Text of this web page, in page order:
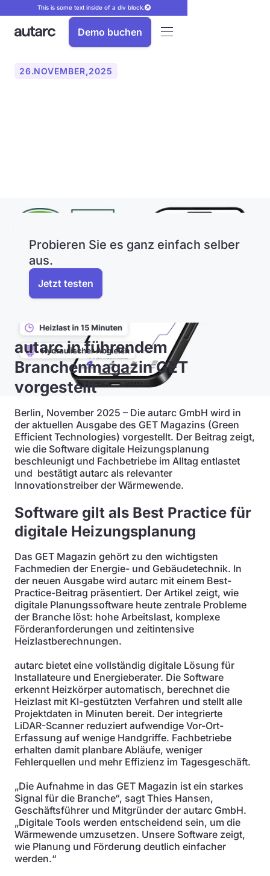
This is some text inside of a div block.
Demo buchen
26.NOVEMBER,2025
Probieren Sie es ganz einfach selber
aus.
Jetzt testen
autarc in führendem
Branchenmagazin GET
vorgestellt
Berlin, November 2025 – Die autarc GmbH wird in
der aktuellen Ausgabe des GET Magazins (Green
Efficient Technologies) vorgestellt. Der Beitrag zeigt,
wie die Software digitale Heizungsplanung
beschleunigt und Fachbetriebe im Alltag entlastet
und bestätigt autarc als relevanter
Innovationstreiber der Wärmewende.
Software gilt als Best Practice für
digitale Heizungsplanung
Das GET Magazin gehört zu den wichtigsten
Fachmedien der Energie- und Gebäudetechnik. In
der neuen Ausgabe wird autarc mit einem Best-
Practice-Beitrag präsentiert. Der Artikel zeigt, wie
digitale Planungssoftware heute zentrale Probleme
der Branche löst: hohe Arbeitslast, komplexe
Förderanforderungen und zeitintensive
Heizlastberechnungen.
autarc bietet eine vollständig digitale Lösung für
Installateure und Energieberater. Die Software
erkennt Heizkörper automatisch, berechnet die
Heizlast mit KI-gestützten Verfahren und stellt alle
Projektdaten in Minuten bereit. Der integrierte
LiDAR-Scanner reduziert aufwendige Vor-Ort-
Erfassung auf wenige Handgriffe. Fachbetriebe
erhalten damit planbare Abläufe, weniger
Fehlerquellen und mehr Effizienz im Tagesgeschäft.
„Die Aufnahme in das GET Magazin ist ein starkes
Signal für die Branche“, sagt Thies Hansen,
Geschäftsführer und Mitgründer der autarc GmbH.
„Digitale Tools werden entscheidend sein, um die
Wärmewende umzusetzen. Unsere Software zeigt,
wie Planung und Förderung deutlich einfacher
werden.“